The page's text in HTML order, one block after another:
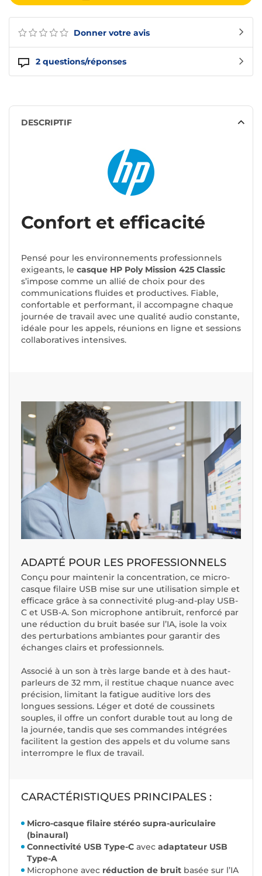
Donner votre avis
2 questions/réponses
DESCRIPTIF
Confort et efficacité
Pensé pour les environnements professionnels
exigeants, le casque HP Poly Mission 425 Classic
s’impose comme un allié de choix pour des
communications fluides et productives. Fiable,
confortable et performant, il accompagne chaque
journée de travail avec une qualité audio constante,
idéale pour les appels, réunions en ligne et sessions
collaboratives intensives.
ADAPTÉ POUR LES PROFESSIONNELS
Conçu pour maintenir la concentration, ce micro-
casque filaire USB mise sur une utilisation simple et
efficace grâce à sa connectivité plug-and-play USB-
C et USB-A. Son microphone antibruit, renforcé par
une réduction du bruit basée sur l’IA, isole la voix
des perturbations ambiantes pour garantir des
échanges clairs et professionnels.
Associé à un son à très large bande et à des haut-
parleurs de 32 mm, il restitue chaque nuance avec
précision, limitant la fatigue auditive lors des
longues sessions. Léger et doté de coussinets
souples, il offre un confort durable tout au long de
la journée, tandis que ses commandes intégrées
facilitent la gestion des appels et du volume sans
interrompre le flux de travail.
CARACTÉRISTIQUES PRINCIPALES :
Micro-casque filaire stéréo supra-auriculaire
(binaural)
Connectivité USB Type-C avec adaptateur USB
Type-A
Microphone avec réduction de bruit basée sur l’IA